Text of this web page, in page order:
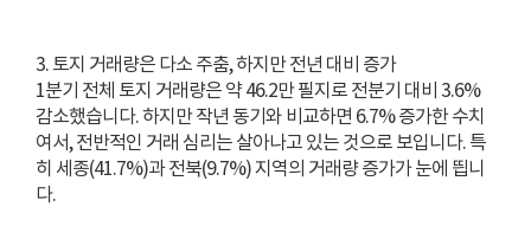
3. 토지 거래량은 다소 주춤, 하지만 전년 대비 증가
1분기 전체 토지 거래량은 약 46.2만 필지로 전분기 대비 3.6%
감소했습니다. 하지만 작년 동기와 비교하면 6.7% 증가한 수치
여서, 전반적인 거래 심리는 살아나고 있는 것으로 보입니다. 특
히 세종(41.7%)과 전북(9.7%) 지역의 거래량 증가가 눈에 띕니
다.